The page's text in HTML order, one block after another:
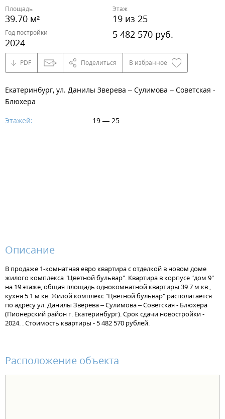
Площадь
39.70 м²
Этаж
19 из 25
Год постройки
2024
5 482 570 руб.
PDF Поделиться В избранное
Екатеринбург, ул. Данилы Зверева – Сулимова – Советская -
Блюхера
Этажей:
19 — 25
Описание
В продаже 1-комнатная евро квартира с отделкой в новом доме
жилого комплекса "Цветной бульвар". Квартира в корпусе "дом 9"
на 19 этаже, общая площадь однокомнатной квартиры 39.7 м.кв.,
кухня 5.1 м.кв. Жилой комплекс "Цветной бульвар" располагается
по адресу ул. Данилы Зверева – Сулимова – Советская - Блюхера
(Пионерский район г. Екатеринбург). Срок сдачи новостройки -
2024. . Стоимость квартиры - 5 482 570 рублей.
Расположение объекта